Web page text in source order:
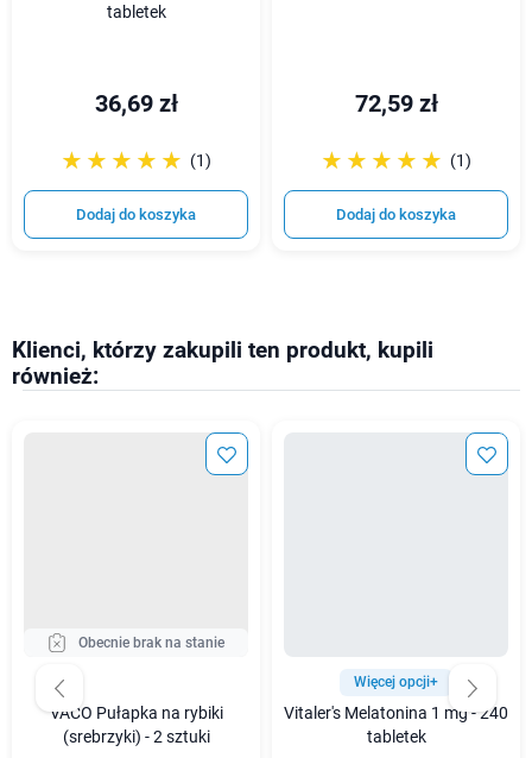
tabletek
36,69 zł
☆☆☆☆☆
★★★★★ (1)
Dodaj do koszyka
72,59 zł
☆☆☆☆☆
★★★★★ (1)
Dodaj do koszyka
Klienci, którzy zakupili ten produkt, kupili
również:
Obecnie brak na stanie
VACO Pułapka na rybiki
(srebrzyki) - 2 sztuki
Więcej opcji+
Vitaler's Melatonina 1 mg - 240
tabletek